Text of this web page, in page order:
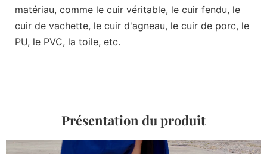
matériau, comme le cuir véritable, le cuir fendu, le
cuir de vachette, le cuir d'agneau, le cuir de porc, le
PU, le PVC, la toile, etc.
Présentation du produit